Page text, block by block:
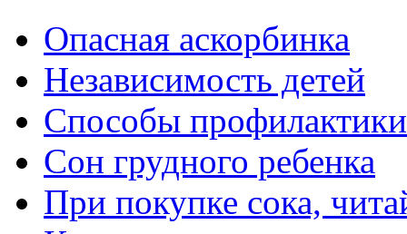
Опасная аскорбинка
Независимость детей
Способы
Сон грудного ребенка
При покупке сока,